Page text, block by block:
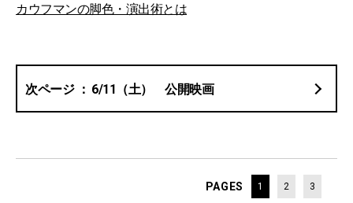
カウフマンの脚色・演出術とは
6/11（土） 公開映画
PAGES 1 2 3